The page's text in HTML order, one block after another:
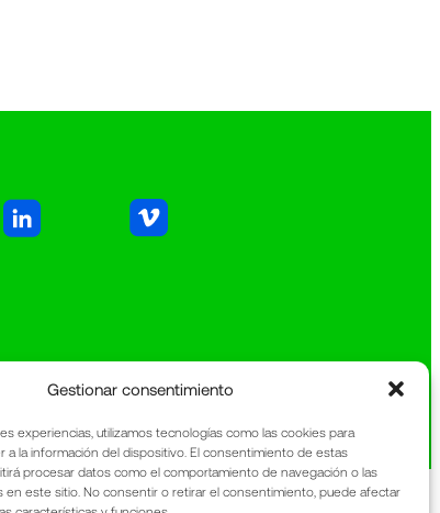
Gestionar consentimiento
experiencias, utilizamos tecnologías como las cookies para
a la información del dispositivo. El consentimiento de estas
procesar datos como el comportamiento de navegación o las
en este sitio. No consentir o retirar el consentimiento, puede afectar